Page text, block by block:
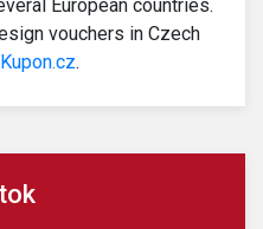
European countries.
vouchers in Czech
.